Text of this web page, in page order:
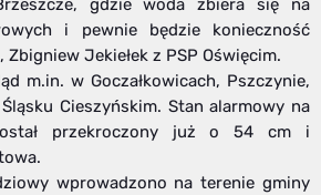
gdzie woda zbiera się na
i pewnie będzie konieczność
Jekiełek z PSP Oświęcim.
m.in. w Goczałkowicach, Pszczynie,
Cieszyńskim. Stan alarmowy na
przekroczony już o 54 cm i
wprowadzono na terenie gminy